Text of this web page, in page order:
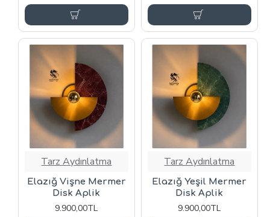
Tarz Aydınlatma
Elazığ Vişne Mermer
Disk Aplik
9.900,00TL
Tarz Aydınlatma
Elazığ Yeşil Mermer
Disk Aplik
9.900,00TL